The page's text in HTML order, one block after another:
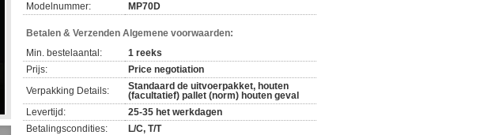
Modelnummer:
MP70D
Betalen & Verzenden Algemene voorwaarden:
Min. bestelaantal:
1 reeks
Prijs:
Price negotiation
Verpakking Details:
Standaard de uitvoerpakket, houten
(facultatief) pallet (norm) houten geval
Levertijd:
25-35 het werkdagen
Betalingscondities:
L/C, T/T